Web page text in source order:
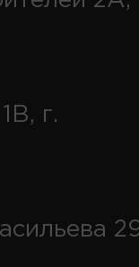
г.